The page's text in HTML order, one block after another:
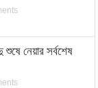
শুষে নেয়ার সর্বশেষ